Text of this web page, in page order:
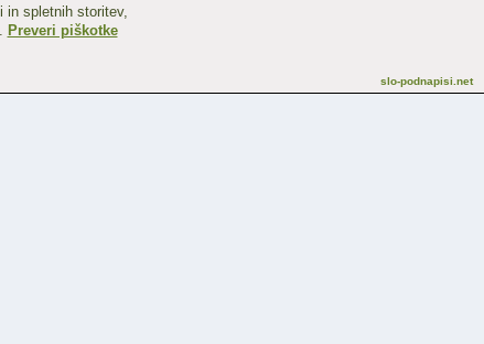
in spletnih storitev,
Preveri piškotke
slo-podnapisi.net